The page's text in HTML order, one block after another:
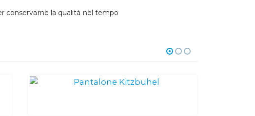
conservarne la qualità nel tempo